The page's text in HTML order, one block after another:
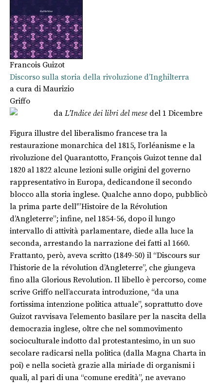
Francois Guizot
Discorso sulla storia della rivoluzione d’Inghilterra
a cura di Maurizio
Griffo
da L’Indice dei libri del mese del 1 Dicembre
Figura illustre del liberalismo francese tra la
restaurazione monarchica del 1815, l’orléanisme e la
rivoluzione del Quarantotto, François Guizot tenne dal
1820 al 1822 alcune lezioni sulle origini del governo
rappresentativo in Europa, dedicandone il secondo
blocco alla storia inglese. Qualche anno dopo, pubblicò
la prima parte dell'”Histoire de la Révolution
d’Angleterre”; infine, nel 1854-56, dopo il lungo
intervallo di attività parlamentare, diede alla luce la
seconda, arrestando la narrazione dei fatti al 1660.
Frattanto, però, aveva scritto (1849-50) il “Discours sur
l’historie de la révolution d’Angleterre”, che giungeva
fino alla Glorious Revolution. Il libello è percorso, come
scrive Griffo nell’accurata introduzione, “da una
fortissima intenzione politica attuale”, soprattutto dove
Guizot ravvisava l’elemento basilare per la nascita della
democrazia inglese, oltre che nel sommovimento
socioculturale indotto dal protestantesimo, in un suo
secolare radicarsi nella politica (dalla Magna Charta in
poi) e nella società grazie alla miriade di organismi i
quali, al pari di una “comune eredità”, ne avevano